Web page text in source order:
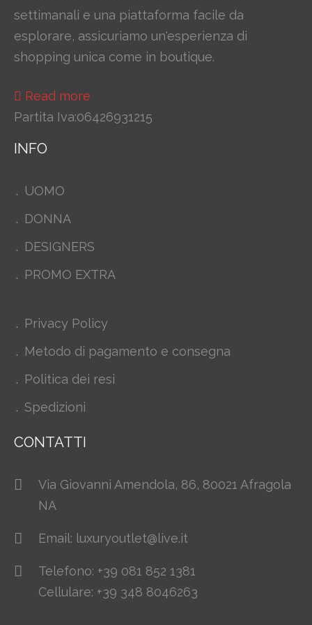
settimanali e una piattaforma facile da
esplorare, assicuriamo un'esperienza di
shopping unica come in boutique.
Read more
Partita Iva:06426931215
INFO
UOMO
DONNA
DESIGNERS
PROMO EXTRA
Privacy Policy
Metodo di pagamento e consegna
Politica dei resi
Spedizioni
CONTATTI
Via Giovanni Amendola, 86, 80021 Afragola
NA
Email: luxuryoutlet@live.it
Telefono: +39 081 852 1381
Cellulare: +39 348 8046263